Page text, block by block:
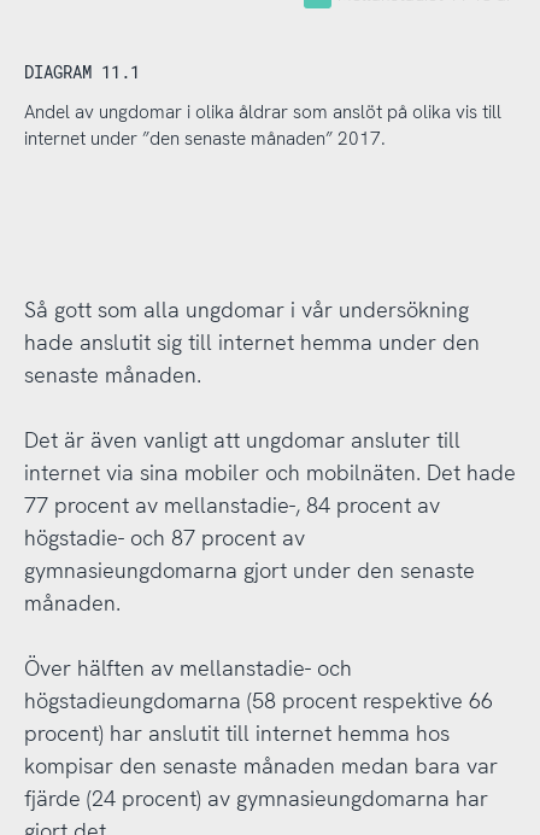
DIAGRAM 11.1
Andel av ungdomar i olika åldrar som anslöt på olika vis till
internet under ”den senaste månaden” 2017.
Så gott som alla ungdomar i vår undersökning
hade anslutit sig till internet hemma under den
senaste månaden.
Det är även vanligt att ungdomar ansluter till
internet via sina mobiler och mobilnäten. Det hade
77 procent av mellanstadie-, 84 procent av
högstadie- och 87 procent av
gymnasieungdomarna gjort under den senaste
månaden.
Över hälften av mellanstadie- och
högstadieungdomarna (58 procent respektive 66
procent) har anslutit till internet hemma hos
kompisar den senaste månaden medan bara var
fjärde (24 procent) av gymnasieungdomarna har